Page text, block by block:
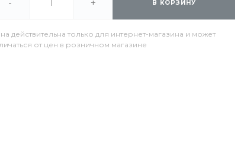
- + В КОРЗИНУ
действительна только для интернет-магазина и может
от цен в розничном магазине